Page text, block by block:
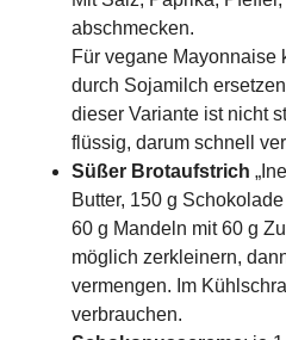
abschmecken.
Für vegane Mayonnaise
durch Sojamilch
dieser Variante ist nicht
flüssig, darum schnell
Süßer Brotaufstrich
Butter, 150 g
60 g Mandeln mit 60 g
möglich zerkleinern,
vermengen. Im
verbrauchen.